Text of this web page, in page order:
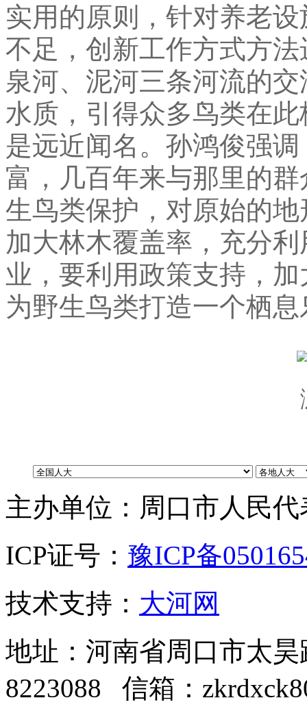
实用的原则
， 针对养老
不足 ， 创新工作方式方
泉河、泥河三条河流的交
水质 ， 引得众多鸟类在
是远近闻名 。 孙鸿俊强调
富 ， 几百年来与那里的
生鸟类保护 ， 对原始的
加大林木覆盖率 ， 充分
业 ， 要利用政策支持 ， 加
为野生鸟类打造一个栖息
主办单位：周口市人民
ICP证号： 豫ICP备
技术支持： 大河网
地址：河南省周口市太
8223088 信箱：